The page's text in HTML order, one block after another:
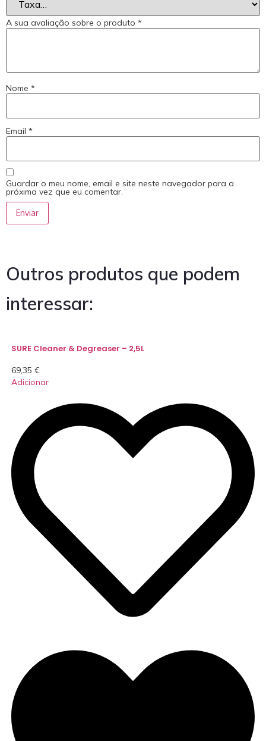
A sua avaliação sobre o produto *
Nome *
Email *
Guardar o meu nome, email e site neste navegador para a
próxima vez que eu comentar.
Outros produtos que podem
interessar:
SURE Cleaner & Degreaser – 2,5L
69,35 €
Adicionar